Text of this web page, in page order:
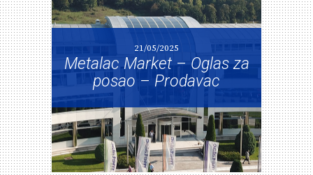
21/05/2025
Metalac Market – Oglas za
posao – Prodavac